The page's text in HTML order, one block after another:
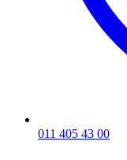
011 405 43 00